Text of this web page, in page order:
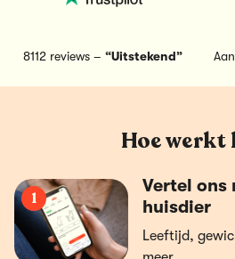
8112 reviews – “Uitstekend”
Hoe werkt
1
Vertel ons
huisdier
Leeftijd,